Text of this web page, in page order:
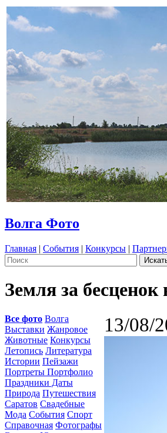
Волга Фото
Главная | События | Конкурсы |
Земля за бесценок
Все фото Волга
Выставки Жанровое
Животные Конкурсы
Летопись Литература
Истории Пейзажи
Портреты Портфолио
Праздники Даты
Природа Путешествия
Саратов Свадебные
Мода События Спорт
Справочная Фотографы
13/08/